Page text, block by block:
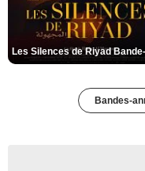
Bandes-